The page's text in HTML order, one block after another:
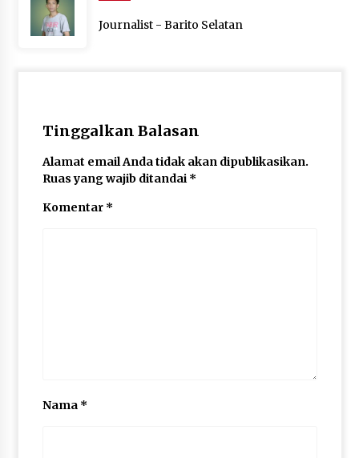
Journalist - Barito Selatan
Tinggalkan Balasan
Alamat email Anda tidak akan dipublikasikan.
Ruas yang wajib ditandai *
Komentar *
Nama *